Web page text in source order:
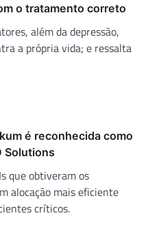
o tratamento correto
além da depressão,
a própria vida; e ressalta
é reconhecida como
Solutions
que obtiveram os
alocação mais eficiente
críticos.